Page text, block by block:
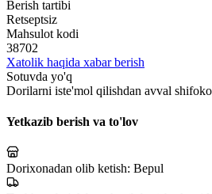
Berish tartibi
Retseptsiz
Mahsulot kodi
38702
Xatolik haqida xabar berish
Sotuvda yo'q
Dorilarni iste'mol qilishdan avval
Yetkazib berish va to'lov
Dorixonadan olib ketish: Bepul